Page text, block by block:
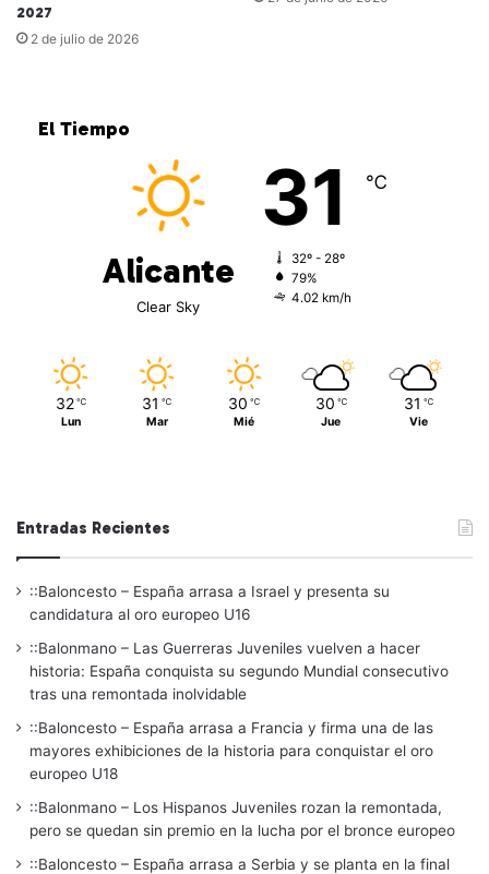
2027
2 de julio de 2026
El Tiempo
Alicante
Clear Sky
31 ℃
32º - 28º
79%
4.02 km/h
32 ℃
Lun
31 ℃
Mar
30 ℃
Mié
30 ℃
Jue
31 ℃
Vie
Entradas Recientes
::Baloncesto – España arrasa a Israel y presenta su
candidatura al oro europeo U16
::Balonmano – Las Guerreras Juveniles vuelven a hacer
historia: España conquista su segundo Mundial consecutivo
tras una remontada inolvidable
::Baloncesto – España arrasa a Francia y firma una de las
mayores exhibiciones de la historia para conquistar el oro
europeo U18
::Balonmano – Los Hispanos Juveniles rozan la remontada,
pero se quedan sin premio en la lucha por el bronce europeo
::Baloncesto – España arrasa a Serbia y se planta en la final